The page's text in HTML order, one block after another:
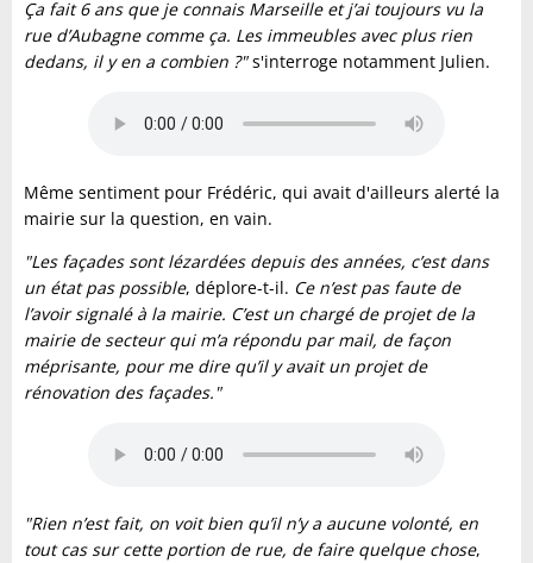
Ça fait 6 ans que je connais Marseille et j’ai toujours vu la
rue d’Aubagne comme ça. Les immeubles avec plus rien
dedans, il y en a combien ?"s'interroge notamment Julien.
Même sentiment pour Frédéric, qui avait d'ailleurs alerté la
mairie sur la question, en vain.
"Les façades sont lézardées depuis des années, c’est dans
un état pas possible, déplore-t-il. Ce n’est pas faute de
l’avoir signalé à la mairie. C’est un chargé de projet de la
mairie de secteur qui m’a répondu par mail, de façon
méprisante, pour me dire qu’il y avait un projet de
rénovation des façades."
"Rien n’est fait, on voit bien qu’il n’y a aucune volonté, en
tout cas sur cette portion de rue, de faire quelque chose,